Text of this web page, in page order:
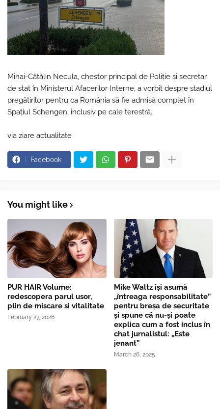
Mihai-Cătălin Necula, chestor principal de Poliție și secretar
de stat în Ministerul Afacerilor Interne, a vorbit despre stadiul
pregătirilor pentru ca România să fie admisă complet în
Spațiul Schengen, inclusiv pe cale terestră.
via ziare actualitate
Facebook
You might like
PUR HAIR Volume:
redescopera parul usor,
plin de miscare si vitalitate
February 27, 2026
Mike Waltz îşi asumă
„întreaga responsabilitate”
pentru breşa de securitate
și spune că nu-și poate
explica cum a fost inclus în
chat jurnalistul: „Este
jenant”
March 26, 2025